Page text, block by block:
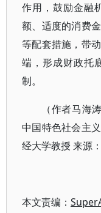
作用，鼓励金融
额、适度的消费
等配套措施，带
端，形成财政托
制。
（作者马海
中国特色社会主
经大学教授 来源
本文责编：